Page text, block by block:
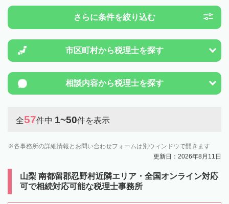
さらに条件を絞り込む
市区町村から税理士を探す
相談内容から税理士を探す
全57件中 1~50件を表示
各事務所の詳細情報とお問い合わせフォームは別ウィンドウで開きます
更新日：2026年8月11日
山梨 南都留郡忍野村近隣エリア・全国オンライン対応
可で相続対応可能な税理士事務所